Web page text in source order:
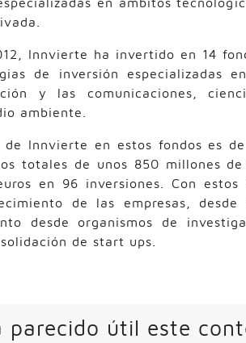
Innvierte ha invertido en 14
de inversión especializadas
y las comunicaciones,
ambiente.
de Innvierte en estos fondos es
totales de unos 850 millones
en 96 inversiones. Con
de las empresas,
desde organismos de
de start ups.
parecido útil este